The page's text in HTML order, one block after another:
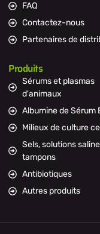
FAQ
Contactez-nous
Partenaires de
Produits
Sérums et plasmas
d'animaux
Albumine de Sérum
Milieux de culture
Sels, solutions
tampons
Antibiotiques
Autres produits